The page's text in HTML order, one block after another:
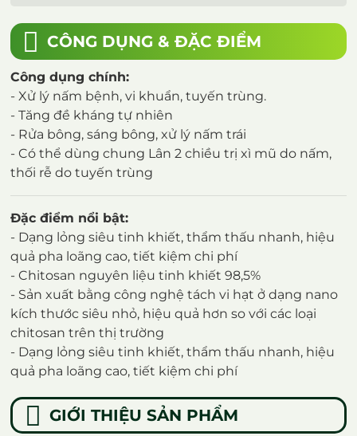
CÔNG DỤNG & ĐẶC ĐIỂM
Công dụng chính:
- Xử lý nấm bệnh, vi khuẩn, tuyến trùng.
- Tăng đề kháng tự nhiên
- Rửa bông, sáng bông, xử lý nấm trái
- Có thể dùng chung Lân 2 chiều trị xì mũ do nấm,
thối rễ do tuyến trùng
Đặc điểm nổi bật:
- Dạng lỏng siêu tinh khiết, thẩm thấu nhanh, hiệu
quả pha loãng cao, tiết kiệm chi phí
- Chitosan nguyên liệu tinh khiết 98,5%
- Sản xuất bằng công nghệ tách vi hạt ở dạng nano
kích thước siêu nhỏ, hiệu quả hơn so với các loại
chitosan trên thị trường
- Dạng lỏng siêu tinh khiết, thẩm thấu nhanh, hiệu
quả pha loãng cao, tiết kiệm chi phí
GIỚI THIỆU SẢN PHẨM